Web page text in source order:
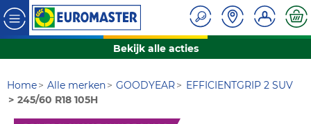
Bekijk alle acties
Home Alle merken GOODYEAR
EFFICIENTGRIP 2 SUV
245/60 R18 105H